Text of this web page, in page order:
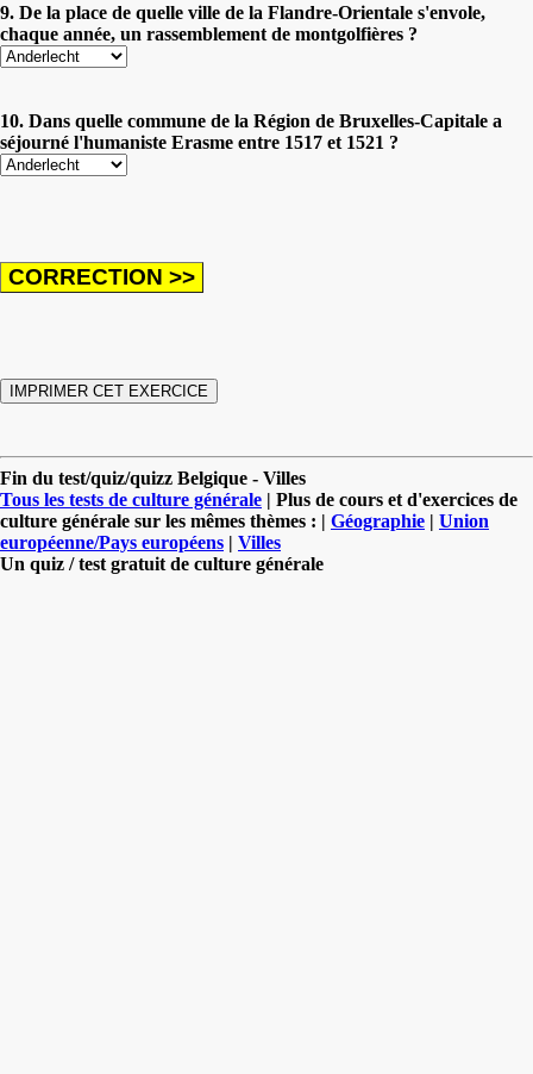
9. De la place de quelle ville de la Flandre-Orientale s'envole,
chaque année, un rassemblement de montgolfières ?
10. Dans quelle commune de la Région de Bruxelles-Capitale a
séjourné l'humaniste Erasme entre 1517 et 1521 ?
Fin du test/quiz/quizz Belgique - Villes
Tous les tests de culture générale | Plus de cours et d'exercices de
culture générale sur les mêmes thèmes : | Géographie | Union
européenne/Pays européens | Villes
Un quiz / test gratuit de culture générale